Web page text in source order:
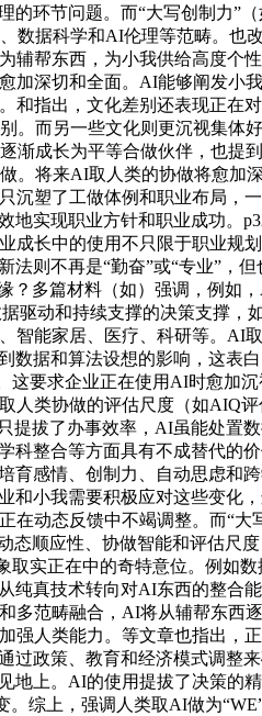
环节问题。而“大写创制力”
据科学和AI伦理等范畴。也
帮东西，为小我供给高度个
深切和全面。AI能够阐发小
指出，文化差别还表现正在
而另一些文化则更沉视集体
成长为平等合做伙伴，也提
将来AI取人类的协做将愈加
塑了工做体例和职业布局，
实现职业方针和职业成功。
长中的使用不只限于职业规
则不再是“勤奋”或“专业”，
多篇材料（如）强调，例如
驱动和持续支撑的决策支撑，
能家居、医疗、科研等。AI
据和算法设想的影响，这表
要求企业正在使用AI时愈加
类协做的评估尺度（如AIQ
拔了办事效率，AI虽能处置
整合等方面具有不成替代的
感情、创制力、自动思虑和
小我需要积极应对这些变化
动态反馈中不竭调整。而“大
顺应性、协做智能和评估尺
实正在中的奇特意位。例如
真技术转向对AI东西的整合
范畴融合，AI将从辅帮东西
人类能力。等文章也指出，
政策、教育和经济模式调整
上。AI的使用提拔了决策的
综上，强调人类取AI做为